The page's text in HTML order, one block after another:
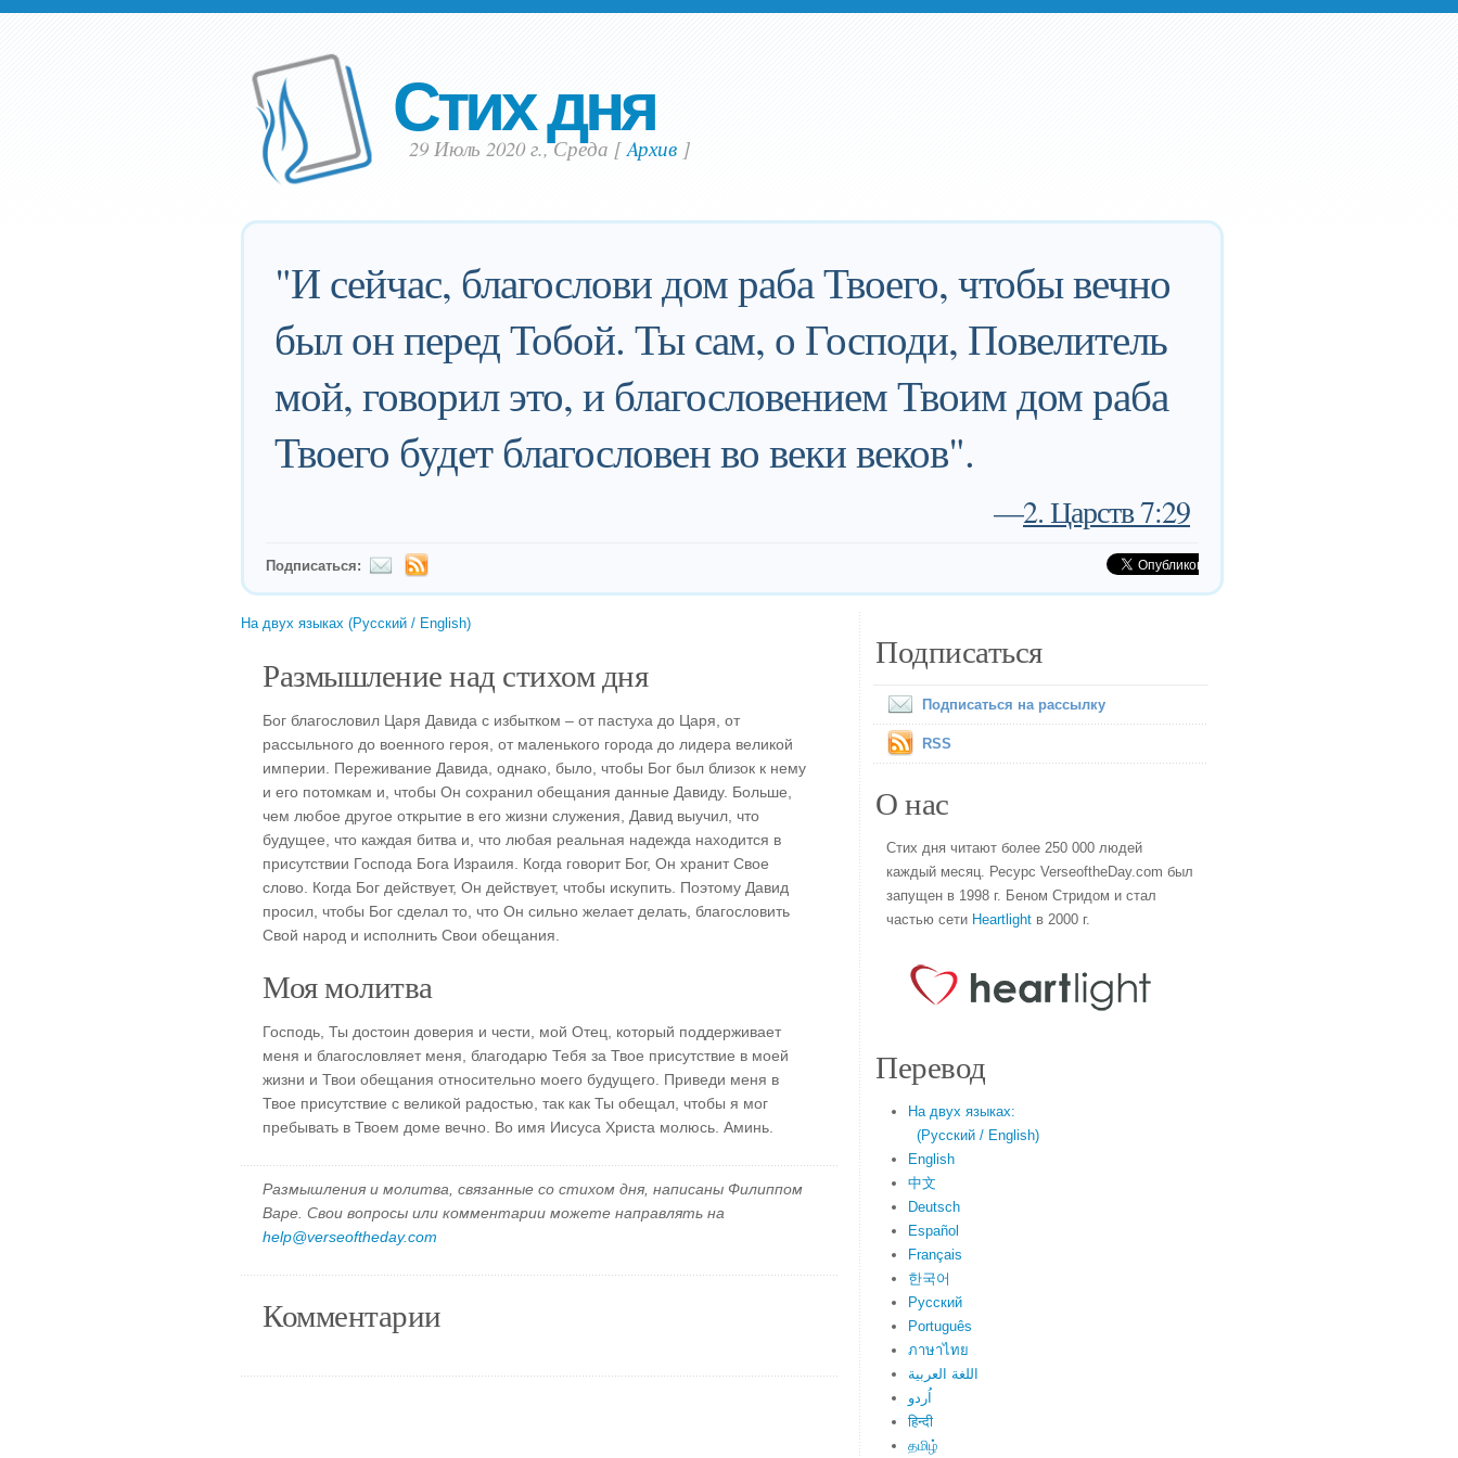
Стих дня
29 Июль 2020 г., Среда [Aрхив ]
"И сейчас, благослови дом раба Твоего, чтобы вечно
был он перед Тобой. Ты сам, о Господи, Повелитель
мой, говорил это, и благословением Твоим дом раба
Твоего будет благословен во веки веков".
—2. Царств 7:29
Подписаться:
На двух языках (Русский / English)
Размышление над стихом дня
Бог благословил Царя Давида с избытком – от пастуха до Царя, от
рассыльного до военного героя, от маленького города до лидера великой
империи. Переживание Давида, однако, было, чтобы Бог был близок к нему
и его потомкам и, чтобы Он сохранил обещания данные Давиду. Больше,
чем любое другое открытие в его жизни служения, Давид выучил, что
будущее, что каждая битва и, что любая реальная надежда находится в
присутствии Господа Бога Израиля. Когда говорит Бог, Он хранит Свое
слово. Когда Бог действует, Он действует, чтобы искупить. Поэтому Давид
просил, чтобы Бог сделал то, что Он сильно желает делать, благословить
Свой народ и исполнить Свои обещания.
Моя молитва
Господь, Ты достоин доверия и чести, мой Отец, который поддерживает
меня и благословляет меня, благодарю Тебя за Твое присутствие в моей
жизни и Твои обещания относительно моего будущего. Приведи меня в
Твое присутствие с великой радостью, так как Ты обещал, чтобы я мог
пребывать в Твоем доме вечно. Во имя Иисуса Христа молюсь. Аминь.
Размышления и молитва, связанные со стихом дня, написаны Филиппом
Варе. Свои вопросы или комментарии можете направлять на
help@verseoftheday.com
Комментарии
Подписаться
Подписаться на рассылку
RSS
О нас
Стих дня читают более 250 000 людей
каждый месяц. Ресурс VerseoftheDay.com был
запущен в 1998 г. Беном Стридом и стал
частью сети Heartlight в 2000 г.
Перевод
На двух языках:
(Русский / English)
English
中文
Deutsch
Español
Français
한국어
Русский
Português
ภาษาไทย
اللغة العربية
اُردو
हिन्दी
தமிழ்